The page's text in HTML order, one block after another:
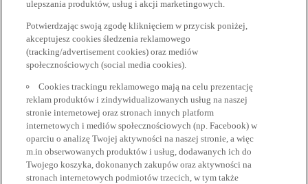
ulepszania produktów, usług i akcji marketingowych.
Potwierdzając swoją zgodę kliknięciem w przycisk poniżej,
akceptujesz cookies śledzenia reklamowego
(tracking/advertisement cookies) oraz mediów
społecznościowych (social media cookies).
Cookies trackingu reklamowego mają na celu prezentację
reklam produktów i zindywidualizowanych usług na naszej
stronie internetowej oraz stronach innych platform
internetowych i mediów społecznościowych (np. Facebook) w
oparciu o analizę Twojej aktywności na naszej stronie, a więc
m.in obserwowanych produktów i usług, dodawanych ich do
Twojego koszyka, dokonanych zakupów oraz aktywności na
stronach internetowych podmiotów trzecich, w tym także